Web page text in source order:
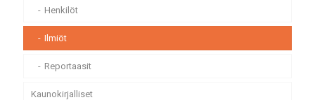
Henkilöt
Ilmiöt
Reportaasit
Kaunokirjalliset